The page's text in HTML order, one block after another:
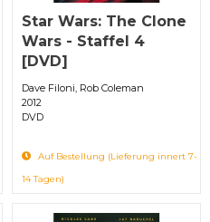
Star Wars: The Clone
Wars - Staffel 4
[DVD]
Dave Filoni, Rob Coleman
2012
DVD
Auf Bestellung (Lieferung innert 7-
14 Tagen)